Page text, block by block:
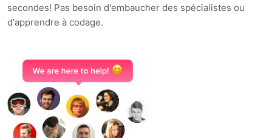
secondes! Pas besoin d'embaucher des spécialistes ou
d'apprendre à codage.